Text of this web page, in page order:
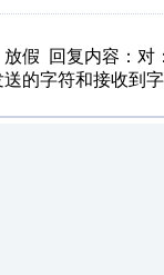
假 回复内容：对
的字符和接收到